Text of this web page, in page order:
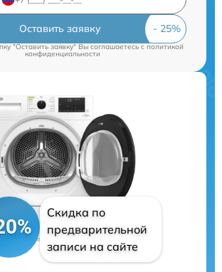
Оставить заявку
"Оставить заявку" Вы соглашаетесь cполитикой
конфиденциальности
Скидка по
предварительной
записи на сайте